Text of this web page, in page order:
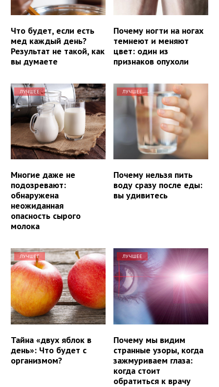
Что будет, если есть
мед каждый день?
Результат не такой, как
вы думаете
Почему ногти на ногах
темнеют и меняют
цвет: один из
признаков опухоли
ЛУЧШЕЕ
Многие даже не
подозревают:
обнаружена
неожиданная
опасность сырого
молока
ЛУЧШЕЕ
Почему нельзя пить
воду сразу после еды:
вы удивитесь
ЛУЧШЕЕ
Тайна «двух яблок в
день»: Что будет с
организмом?
ЛУЧШЕЕ
Почему мы видим
странные узоры, когда
зажмуриваем глаза:
когда стоит
обратиться к врачу